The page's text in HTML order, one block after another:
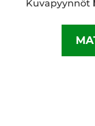
Kuvapyynnöt